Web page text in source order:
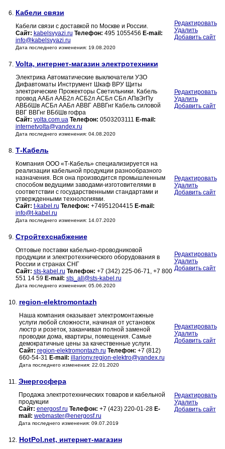
6. Кабели связи
Кабели связи с доставкой по Москве и России.
Сайт: kabelsvyazi.ru Телефон: 495 1055456 E-mail:
info@kabelsvyazi.ru
Дата последнего изменения: 19.08.2020
Редактировать
Удалить
Добавить сайт
7. Volta, интернет-магазин электротехники
Электрика Автоматические выключатели УЗО
Дифавтоматы Инструмент Шкаф ВРУ Щиты
электрические Прожекторы Светильники. Кабель
провод ААБл ААБ2л АСБ2л АСБл СБл АПвЭгПу
АВБбШв АСБл ААБл АВВГ АВВГнг Кабель силовой
ВВГ ВВГнг ВБбШв гофра
Сайт: volta.com.ua Телефон: 0503203111 E-mail:
internetvolta@yandex.ru
Дата последнего изменения: 04.08.2020
Редактировать
Удалить
Добавить сайт
8. Т-Кабель
Компания ООО «Т-Кабель» специализируется на
реализации кабельной продукции разнообразного
назначения. Вся она производится промышленным
способом ведущими заводами-изготовителями в
соответствии с государственными стандартами и
утвержденными технологиями.
Сайт: t-kabel.ru Телефон: +74951204415 E-mail:
info@t-kabel.ru
Дата последнего изменения: 14.07.2020
Редактировать
Удалить
Добавить сайт
9. Стройтехснабжение
Оптовые поставки кабельно-проводниковой
продукции и электротехнического оборудования в
России и странах СНГ
Сайт: sts-kabel.ru Телефон: +7 (342) 225-06-71, +7 800
551 14 59 E-mail: sts_all@sts-kabel.ru
Дата последнего изменения: 05.06.2020
Редактировать
Удалить
Добавить сайт
10. region-elektromontazh
Наша компания оказывает электромонтажные
услуги любой сложности, начиная от установок
люстр и розеток, заканчивая полной заменой
проводки дома, квартиры, помещения. Самые
демократичные цены за качественные услуги.
Сайт: region-elektromontazh.ru Телефон: +7 (812)
660-54-31 E-mail: illarionv.region-elektro@yandex.ru
Дата последнего изменения: 22.01.2020
Редактировать
Удалить
Добавить сайт
11. Энергосфера
Продажа электротехнических товаров и кабельной
продукции
Сайт: energosf.ru Телефон: +7 (423) 220-01-28 E-
mail: webmaster@energosf.ru
Дата последнего изменения: 09.07.2019
Редактировать
Удалить
Добавить сайт
12. HotPol.net, интернет-магазин